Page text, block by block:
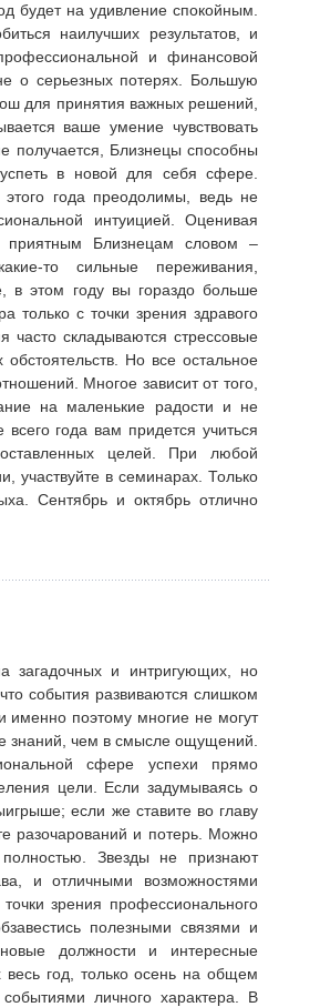
будет на удивление спокойным.
наилучших результатов, и
и финансовой
о серьезных потерях. Большую
для принятия важных решений,
ваше умение чувствовать
получается, Близнецы способны
в новой для себя сфере.
года преодолимы, ведь не
интуицией. Оценивая
Близнецам словом –
то сильные переживания,
в этом году вы гораздо больше
только с точки зрения здравого
складываются стрессовые
Но все остальное
Многое зависит от того,
на маленькие радости и не
года вам придется учиться
целей. При любой
участвуйте в семинарах. Только
Сентябрь и октябрь отлично
загадочных и интригующих, но
события развиваются слишком
именно поэтому многие не могут
знаний, чем в смысле ощущений.
сфере успехи прямо
цели. Если задумываясь о
если же ставите во главу
разочарований и потерь. Можно
Звезды не признают
и отличными возможностями
зрения профессионального
полезными связями и
должности и интересные
год, только осень на общем
личного характера. В